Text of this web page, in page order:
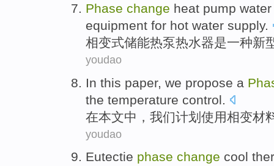
Phase change heat pump
equipment for hot water supply.
相变式储能热泵热水器是一种新
youdao
In this paper, we propose a
the temperature control
在本文中， 我们计划 使用相变材
youdao
Eutectie phase change cool